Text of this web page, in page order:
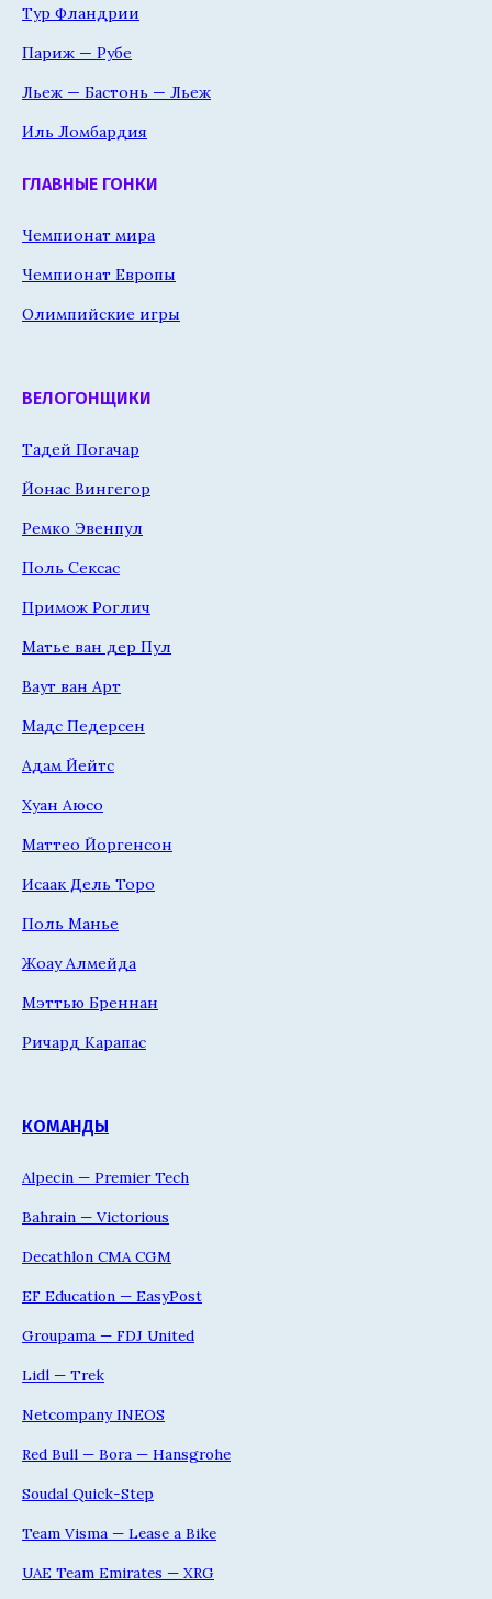
Тур Фландрии
Париж — Рубе
Льеж — Бастонь — Льеж
Иль Ломбардия
ГЛАВНЫЕ ГОНКИ
Чемпионат мира
Чемпионат Европы
Олимпийские игры
ВЕЛОГОНЩИКИ
Тадей Погачар
Йонас Вингегор
Ремко Эвенпул
Поль Сексас
Примож Роглич
Матье ван дер Пул
Ваут ван Арт
Мадс Педерсен
Адам Йейтс
Хуан Аюсо
Маттео Йоргенсон
Исаак Дель Торо
Поль Манье
Жоау Алмейда
Мэттью Бреннан
Ричард Карапас
КОМАНДЫ
Alpecin — Premier Tech
Bahrain — Victorious
Decathlon CMA CGM
EF Education — EasyPost
Groupama — FDJ United
Lidl — Trek
Netcompany INEOS
Red Bull — Bora — Hansgrohe
Soudal Quick-Step
Team Visma — Lease a Bike
UAE Team Emirates — XRG